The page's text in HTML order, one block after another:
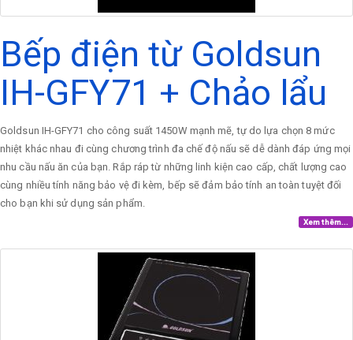
Bếp điện từ Goldsun
IH-GFY71 + Chảo lẩu
Goldsun IH-GFY71 cho công suất 1450W mạnh mẽ, tự do lựa chọn 8 mức
nhiệt khác nhau đi cùng chương trình đa chế độ nấu sẽ dễ dành đáp ứng mọi
nhu cầu nấu ăn của bạn. Rắp ráp từ những linh kiện cao cấp, chất lượng cao
cùng nhiều tính năng bảo vệ đi kèm, bếp sẽ đảm bảo tính an toàn tuyệt đối
cho bạn khi sử dụng sản phẩm.
Xem thêm...